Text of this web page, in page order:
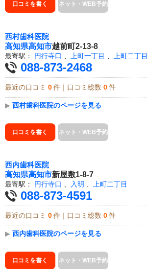
口コミを書く ネット・WEB予約
西村歯科医院
高知県高知市越前町2-13-8
最寄駅： 円行寺口 上町一丁目 上町二丁目
088-873-2468
最近の口コミ 0 件｜口コミ総数 0 件
▶ 西村歯科医院のページを見る
口コミを書く ネット・WEB予約
西内歯科医院
高知県高知市新屋敷1-8-7
最寄駅： 円行寺口 入明 上町二丁目
088-873-4591
最近の口コミ 0 件｜口コミ総数 0 件
▶ 西内歯科医院のページを見る
口コミを書く ネット・WEB予約